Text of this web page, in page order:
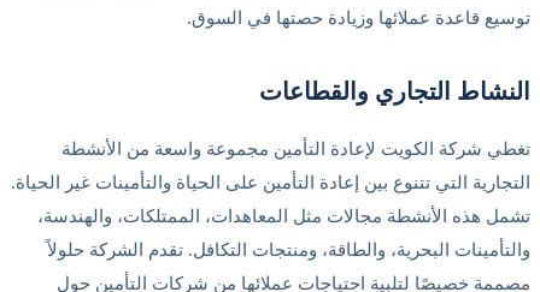
توسيع قاعدة عملائها وزيادة حصتها في السوق.
النشاط التجاري والقطاعات
تغطي شركة الكويت لإعادة التأمين مجموعة واسعة من الأنشطة
التجارية التي تتنوع بين إعادة التأمين على الحياة والتأمينات غير الحياة.
تشمل هذه الأنشطة مجالات مثل المعاهدات، الممتلكات، والهندسة،
والتأمينات البحرية، والطاقة، ومنتجات التكافل. تقدم الشركة حلولاً
مصممة خصيصًا لتلبية احتياجات عملائها من شركات التأمين حول